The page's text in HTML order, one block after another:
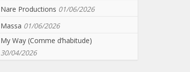
Nare Productions 01/06/2026
Massa 01/06/2026
My Way (Comme d’habitude)
30/04/2026